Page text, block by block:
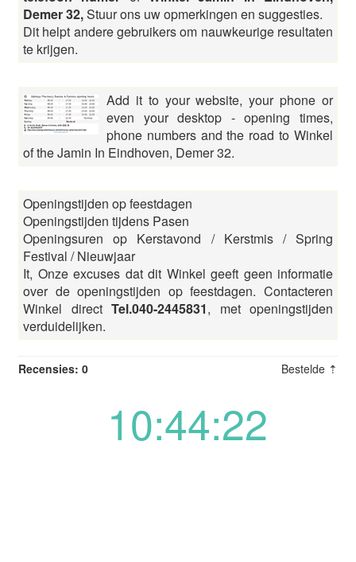
Demer 32,Stuur ons uw opmerkingen en suggesties.
Dit helpt andere gebruikers om nauwkeurige resultaten
te krijgen.
Add it to your website, your phone or
even your desktop - opening times,
phone numbers and the road to Winkel
of the Jamin In Eindhoven, Demer 32.
Openingstijden op feestdagen
Openingstijden tijdens Pasen
Openingsuren op Kerstavond / Kerstmis / Spring
Festival / Nieuwjaar
It, Onze excuses dat dit Winkel geeft geen informatie
over de openingstijden op feestdagen. Contacteren
Winkel direct Tel.040-2445831, met openingstijden
verduidelijken.
Recensies: 0 Bestelde ⇡
10:44:22